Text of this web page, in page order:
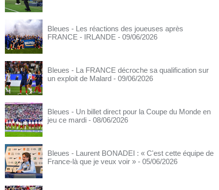
Bleues - Les réactions des joueuses après
FRANCE - IRLANDE - 09/06/2026
Bleues - La FRANCE décroche sa qualification sur
un exploit de Malard - 09/06/2026
Bleues - Un billet direct pour la Coupe du Monde en
jeu ce mardi - 08/06/2026
Bleues - Laurent BONADEI : « C'est cette équipe de
France-là que je veux voir » - 05/06/2026